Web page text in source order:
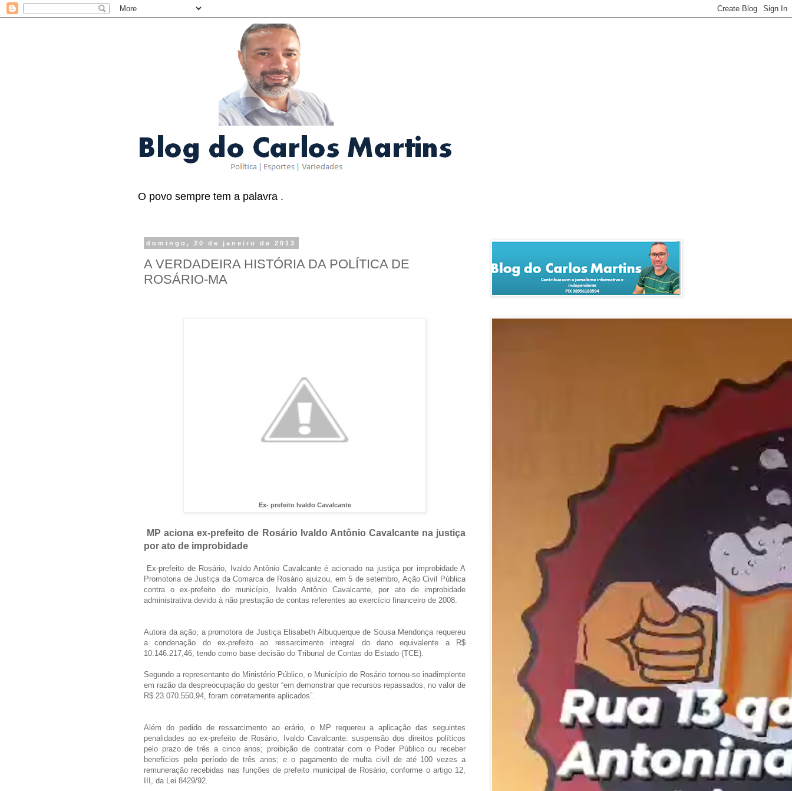
O povo sempre tem a palavra .
domingo, 20 de janeiro de 2013
A VERDADEIRA HISTÓRIA DA POLÍTICA DE
ROSÁRIO-MA
Ex- prefeito Ivaldo Cavalcante
MP aciona ex-prefeito de Rosário Ivaldo Antônio Cavalcante na justiça
por ato de improbidade
Ex-prefeito de Rosário, Ivaldo Antônio Cavalcante é acionado na justiça por improbidade A
Promotoria de Justiça da Comarca de Rosário ajuizou, em 5 de setembro, Ação Civil Pública
contra o ex-prefeito do município, Ivaldo Antônio Cavalcante, por ato de improbidade
administrativa devido à não prestação de contas referentes ao exercício financeiro de 2008.
Autora da ação, a promotora de Justiça Elisabeth Albuquerque de Sousa Mendonça requereu
a condenação do ex-prefeito ao ressarcimento integral do dano equivalente a R$
10.146.217,46, tendo como base decisão do Tribunal de Contas do Estado (TCE).
Segundo a representante do Ministério Público, o Município de Rosário tornou-se inadimplente
em razão da despreocupação do gestor “em demonstrar que recursos repassados, no valor de
R$ 23.070.550,94, foram corretamente aplicados”.
Além do pedido de ressarcimento ao erário, o MP requereu a aplicação das seguintes
penalidades ao ex-prefeito de Rosário, Ivaldo Cavalcante: suspensão dos direitos políticos
pelo prazo de três a cinco anos; proibição de contratar com o Poder Público ou receber
benefícios pelo período de três anos; e o pagamento de multa civil de até 100 vezes a
remuneração recebidas nas funções de prefeito municipal de Rosário, conforme o artigo 12,
III, da Lei 8429/92.